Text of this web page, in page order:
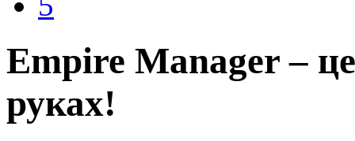
Empire Manager –
руках!